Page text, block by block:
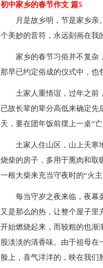
初中家乡的春节作文 篇5
月是故乡明，节是家乡
个美妙的音符，永远刻画在我
家乡的春节习俗并不复杂
那早已约定俗成的仪式中，也
土家人重情谊，过年之前
已故长辈的辈分高低来确定先
天，要在团年饭前摆上一桌“
土家人住山区，山上天寒
烧柴的房子，多用于熏肉和取
一根大柴来充当守夜时的“火主
每当守岁之夜来临，夜幕
又是那么的热，让整个屋子
开始燃烧起来，而较粗的也渐
股淡淡的清香味。由于祖母
脸上，喜气洋洋的，映在我们